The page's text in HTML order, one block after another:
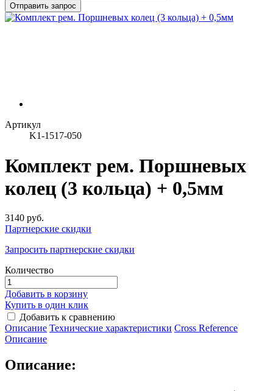
Артикул
K1-1517-050
Комплект рем. Поршневых
колец (3 кольца) + 0,5мм
3140 руб.
Партнерские скидки
Запросить партнерские скидки
Количество
Добавить в корзину
Купить в один клик
Добавить к сравнению
Описание Технические характеристики Сross Reference
Описание
Описание: